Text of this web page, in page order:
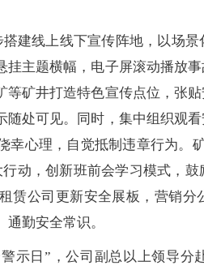
建线上线下宣传阵地，以场
主题横幅，电子屏滚动播放事
等矿井打造特色宣传点位，张
随处可见。同时，集中组织观
幸心理，自觉抵制违章行为。
动，创新班前会学习模式，
赁公司更新安全展板，营销分
勤安全常识。
示日”，公司副总以上领导分